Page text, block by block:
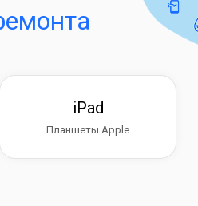
iPad
Планшеты Apple